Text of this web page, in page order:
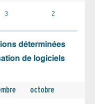
3 2
déterminées
de logiciels
octobre